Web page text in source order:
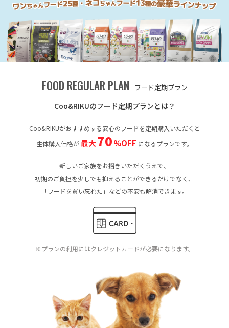
FOOD REGULAR PLAN フード定期プラン
Coo&RIKUのフード定期プランとは？
Coo&RIKUがおすすめする安心のフードを定期購入いただくと
生体購入価格が最大70%OFF になるプランです。
新しいご家族をお招きいただくうえで、
初期のご負担を少しでも抑えることができるだけでなく、
「フードを買い忘れた」などの不安も解消できます。
※プランの利用にはクレジットカードが必要になります。